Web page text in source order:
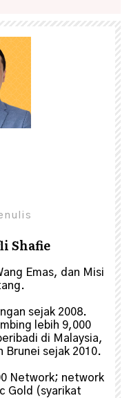
Shafie
Emas, dan Misi
sejak 2008.
lebih 9,000
di Malaysia,
Brunei sejak 2010.
Network; network
Gold (syarikat